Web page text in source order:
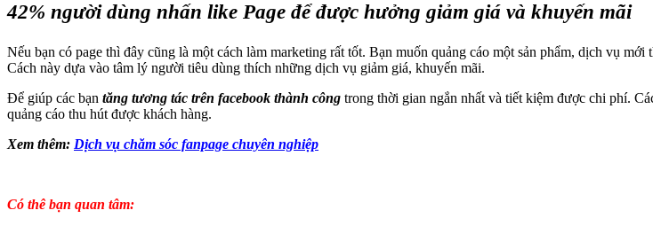
42% người dùng nhấn like Page để được hưởng giảm giá và khuyến mãi
Nếu bạn có page thì đây cũng là một cách làm marketing rất tốt. Bạn muốn quảng cáo một sản phẩm, dịch vụ
Cách này dựa vào tâm lý người tiêu dùng thích những dịch vụ giảm giá, khuyến mãi.
Để giúp các bạn tăng tương tác trên facebook thành công trong thời gian ngắn nhất và tiết kiệm được chi phí.
quảng cáo thu hút được khách hàng.
Xem thêm: Dịch vụ chăm sóc fanpage chuyên nghiệp
Có thê bạn quan tâm: